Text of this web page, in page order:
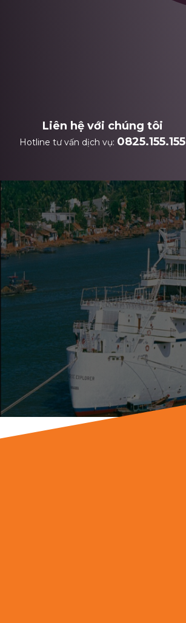
Liên hệ với chúng tôi
Hotline tư vấn dịch vụ: 0825.155.155